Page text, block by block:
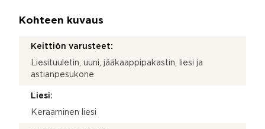
Kohteen kuvaus
Keittiön varusteet:
Liesituuletin, uuni, jääkaappipakastin, liesi ja
astianpesukone
Liesi:
Keraaminen liesi